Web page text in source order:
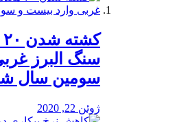
سنگ البرز
سومین سال
ژوئن 22, 2020